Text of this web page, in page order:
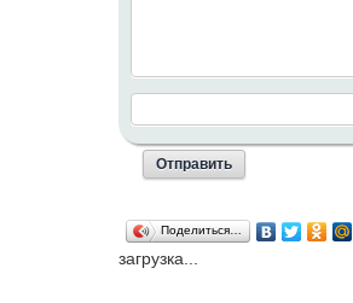
Поделиться…
загрузка...